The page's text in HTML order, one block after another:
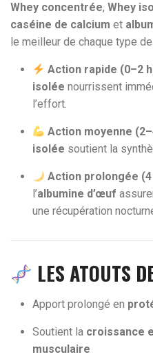
Whey concentrée, Whey
caséine de calcium et
le meilleur de chaque type
Action rapide (0–2
isolée nourrissent
l’effort.
Action moyenne
isolée soutient la
Action prolongée
l’albumine d’œuf
une récupération
LES ATOUTS
Apport prolongé en
Soutient la croissance
musculaire